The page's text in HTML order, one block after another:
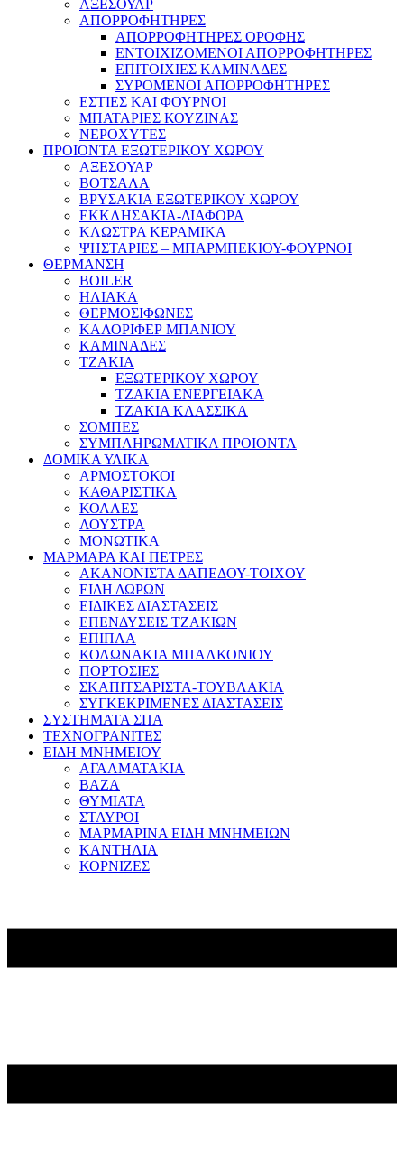
ΑΞΕΣΟΥΑΡ
ΑΠΟΡΡΟΦΗΤΗΡΕΣ
ΑΠΟΡΡΟΦΗΤΗΡΕΣ ΟΡΟΦΗΣ
ΕΝΤΟΙΧΙΖΟΜΕΝΟΙ ΑΠΟΡΡΟΦΗΤΗΡΕΣ
ΕΠΙΤΟΙΧΙΕΣ ΚΑΜΙΝΑΔΕΣ
ΣΥΡΟΜΕΝΟΙ ΑΠΟΡΡΟΦΗΤΗΡΕΣ
ΕΣΤΙΕΣ ΚΑΙ ΦΟΥΡΝΟΙ
ΜΠΑΤΑΡΙΕΣ ΚΟΥΖΙΝΑΣ
ΝΕΡΟΧΥΤΕΣ
ΠΡΟΙΟΝΤΑ ΕΞΩΤΕΡΙΚΟΥ ΧΩΡΟΥ
ΑΞΕΣΟΥΑΡ
ΒΟΤΣΑΛΑ
ΒΡΥΣΑΚΙΑ ΕΞΩΤΕΡΙΚΟΥ ΧΩΡΟΥ
ΕΚΚΛΗΣΑΚΙΑ-ΔΙΑΦΟΡΑ
ΚΛΩΣΤΡΑ ΚΕΡΑΜΙΚΑ
ΨΗΣΤΑΡΙΕΣ – ΜΠΑΡΜΠΕΚΙΟΥ-ΦΟΥΡΝΟΙ
ΘΕΡΜΑΝΣΗ
BOILER
ΗΛΙΑΚΑ
ΘΕΡΜΟΣΙΦΩΝΕΣ
ΚΑΛΟΡΙΦΕΡ ΜΠΑΝΙΟΥ
ΚΑΜΙΝΑΔΕΣ
ΤΖΑΚΙΑ
ΕΞΩΤΕΡΙΚΟΥ ΧΩΡΟΥ
ΤΖΑΚΙΑ ΕΝΕΡΓΕΙΑΚΑ
ΤΖΑΚΙΑ ΚΛΑΣΣΙΚΑ
ΣΟΜΠΕΣ
ΣΥΜΠΛΗΡΩΜΑΤΙΚΑ ΠΡΟΙΟΝΤΑ
ΔΟΜΙΚΑ ΥΛΙΚΑ
ΑΡΜΟΣΤΟΚΟΙ
ΚΑΘΑΡΙΣΤΙΚΑ
ΚΟΛΛΕΣ
ΛΟΥΣΤΡΑ
ΜΟΝΩΤΙΚΑ
ΜΑΡΜΑΡΑ ΚΑΙ ΠΕΤΡΕΣ
ΑΚΑΝΟΝΙΣΤΑ ΔΑΠΕΔΟΥ-ΤΟΙΧΟΥ
ΕΙΔΗ ΔΩΡΩΝ
ΕΙΔΙΚΕΣ ΔΙΑΣΤΑΣΕΙΣ
ΕΠΕΝΔΥΣΕΙΣ ΤΖΑΚΙΩΝ
ΕΠΙΠΛΑ
ΚΟΛΩΝΑΚΙΑ ΜΠΑΛΚΟΝΙΟΥ
ΠΟΡΤΟΣΙΕΣ
ΣΚΑΠΙΤΣΑΡΙΣΤΑ-ΤΟΥΒΛΑΚΙΑ
ΣΥΓΚΕΚΡΙΜΕΝΕΣ ΔΙΑΣΤΑΣΕΙΣ
ΣΥΣΤΗΜΑΤΑ ΣΠΑ
ΤΕΧΝΟΓΡΑΝΙΤΕΣ
ΕΙΔΗ ΜΝΗΜΕΙΟΥ
ΑΓΑΛΜΑΤΑΚΙΑ
ΒΑΖΑ
ΘΥΜΙΑΤΑ
ΣΤΑΥΡΟΙ
ΜΑΡΜΑΡΙΝΑ ΕΙΔΗ ΜΝΗΜΕΙΩΝ
ΚΑΝΤΗΛΙΑ
ΚΟΡΝΙΖΕΣ